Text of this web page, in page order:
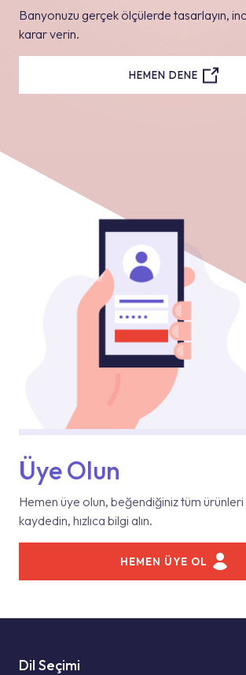
Banyonuzu gerçek ölçülerde tasarlayın,
karar verin.
HEMEN DENE
Üye Olun
Hemen üye olun, beğendiğiniz tüm
kaydedin, hızlıca bilgi alın.
HEMEN ÜYE OL
Dil Seçimi